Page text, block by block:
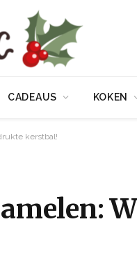
CADEAUS KOKEN
kerstbal!